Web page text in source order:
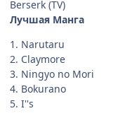
Berserk (TV)
Лучшая Манга
1. Narutaru
2. Claymore
3. Ningyo no Mori
4. Bokurano
5. I''s